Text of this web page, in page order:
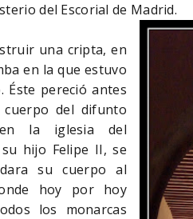
del Escorial de Madrid.
una cripta, en
en la que estuvo
Éste pereció antes
del difunto
la iglesia del
hijo Felipe II, se
su cuerpo al
hoy por hoy
los monarcas